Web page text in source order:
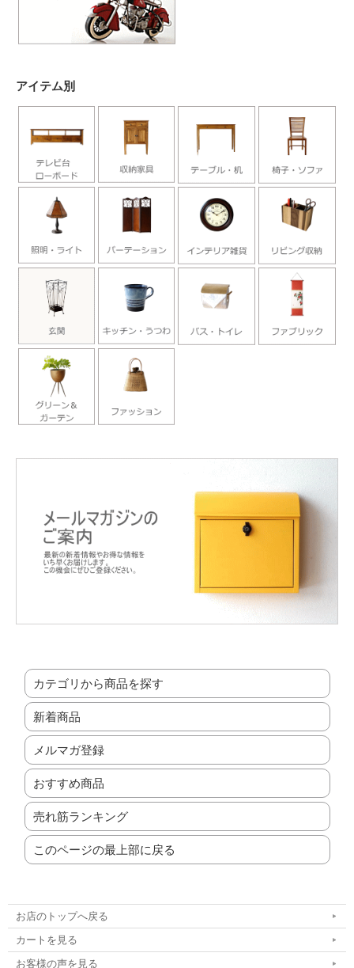
アイテム別
カテゴリから商品を探す
新着商品
メルマガ登録
おすすめ商品
売れ筋ランキング
このページの最上部に戻る
お店のトップへ戻る
カートを見る
お客様の声を見る